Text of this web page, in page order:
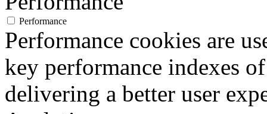
Performance cookies are
key performance indexes
delivering a better user
Analytics